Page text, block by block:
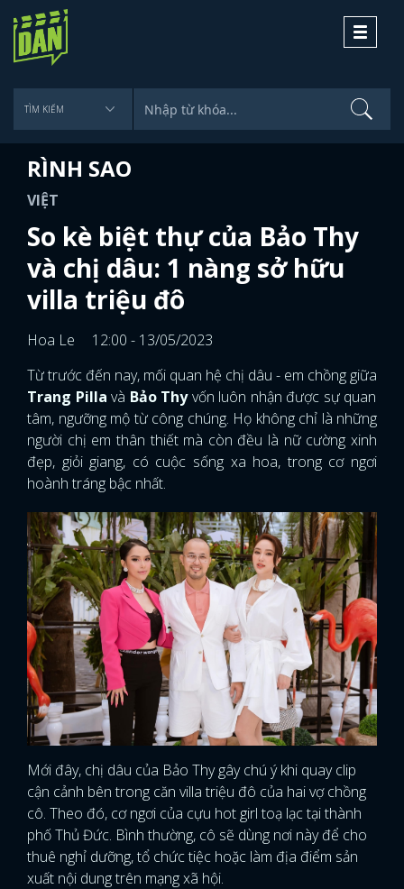
Toggle
RÌNH SAO
VIỆT
So kè biệt thự của Bảo Thy
và chị dâu: 1 nàng sở hữu
villa triệu đô
Hoa Le
12:00 - 13/05/2023
Từ trước đến nay, mối quan hệ chị dâu - em chồng giữa
Trang Pilla và Bảo Thyvốn luôn nhận được sự quan
tâm, ngưỡng mộ từ công chúng. Họ không chỉ là những
người chị em thân thiết mà còn đều là nữ cường xinh
đẹp, giỏi giang, có cuộc sống xa hoa, trong cơ ngơi
hoành tráng bậc nhất.
Mới đây, chị dâu của Bảo Thy gây chú ý khi quay clip
cận cảnh bên trong căn villa triệu đô của hai vợ chồng
cô. Theo đó, cơ ngơi của cựu hot girl toạ lạc tại thành
phố Thủ Đức. Bình thường, cô sẽ dùng nơi này để cho
thuê nghỉ dưỡng, tổ chức tiệc hoặc làm địa điểm sản
xuất nội dung trên mạng xã hội.